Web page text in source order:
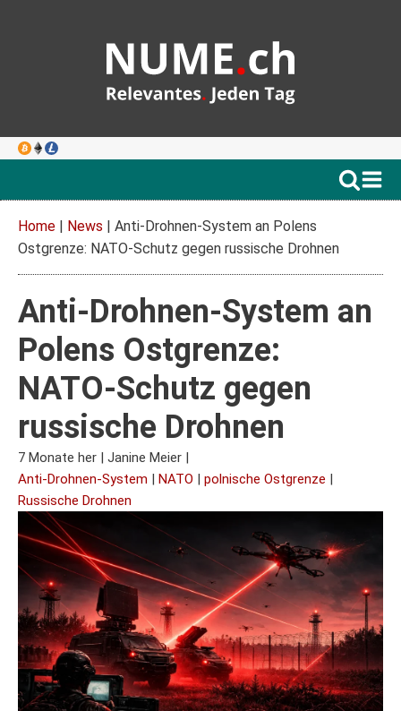
Home | News | Anti-Drohnen-System an Polens
Ostgrenze: NATO-Schutz gegen russische Drohnen
Anti-Drohnen-System an
Polens Ostgrenze:
NATO-Schutz gegen
russische Drohnen
7 Monate her | Janine Meier |
Anti-Drohnen-System | NATO | polnische Ostgrenze |
Russische Drohnen